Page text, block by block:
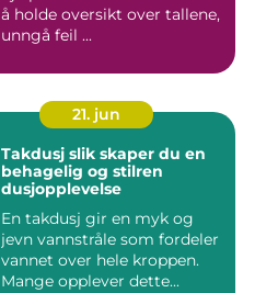
å holde oversikt over tallene,
unngå feil ...
21. jun
Takdusj slik skaper du en
behagelig og stilren
dusjopplevelse
En takdusj gir en myk og
jevn vannstråle som fordeler
vannet over hele kroppen.
Mange opplever dette...